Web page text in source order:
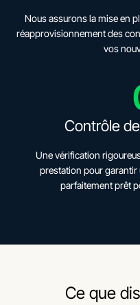
Nous assurons la mise en
réapprovisionnement des
vos
Contrôle
Une vérification
prestation pour garantir
parfaitement prêt
Ce que